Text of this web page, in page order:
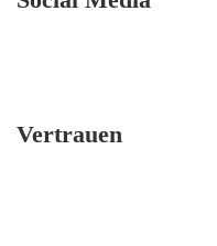
Vertrauen